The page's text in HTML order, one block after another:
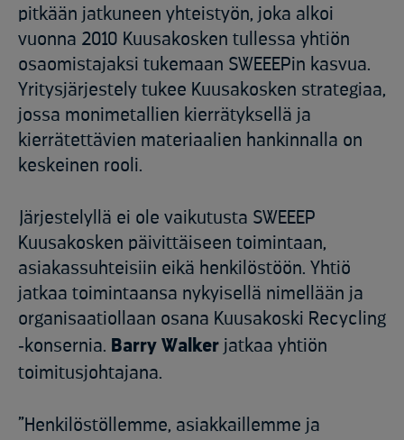
pitkään jatkuneen yhteistyön, joka alkoi
vuonna 2010 Kuusakosken tullessa yhtiön
osaomistajaksi tukemaan SWEEEPin kasvua.
Yritysjärjestely tukee Kuusakosken strategiaa,
jossa monimetallien kierrätyksellä ja
kierrätettävien materiaalien hankinnalla on
keskeinen rooli.
Järjestelyllä ei ole vaikutusta SWEEEP
Kuusakosken päivittäiseen toimintaan,
asiakassuhteisiin eikä henkilöstöön. Yhtiö
jatkaa toimintaansa nykyisellä nimellään ja
organisaatiollaan osana Kuusakoski Recycling
‑konsernia. Barry Walker jatkaa yhtiön
toimitusjohtajana.
”Henkilöstöllemme, asiakkaillemme ja